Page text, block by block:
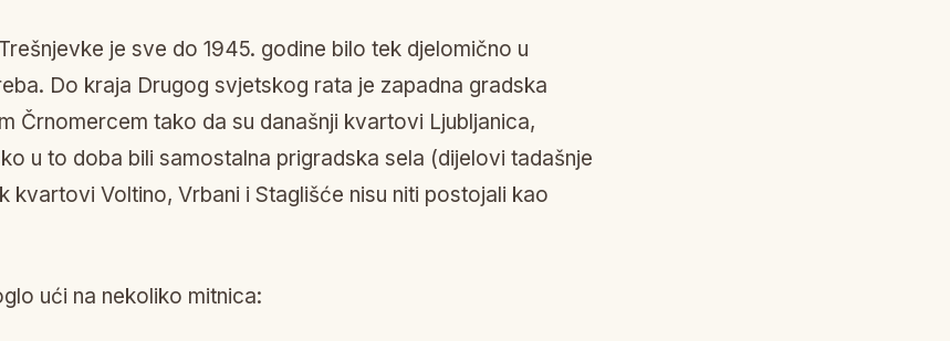
je sve do 1945. godine bilo tek djelomično u
Do kraja Drugog svjetskog rata je zapadna gradska
Črnomercem tako da su današnji kvartovi Ljubljanica,
u to doba bili samostalna prigradska sela (dijelovi tadašnje
kvartovi Voltino, Vrbani i Staglišće nisu niti postojali kao
ući na nekoliko mitnica: